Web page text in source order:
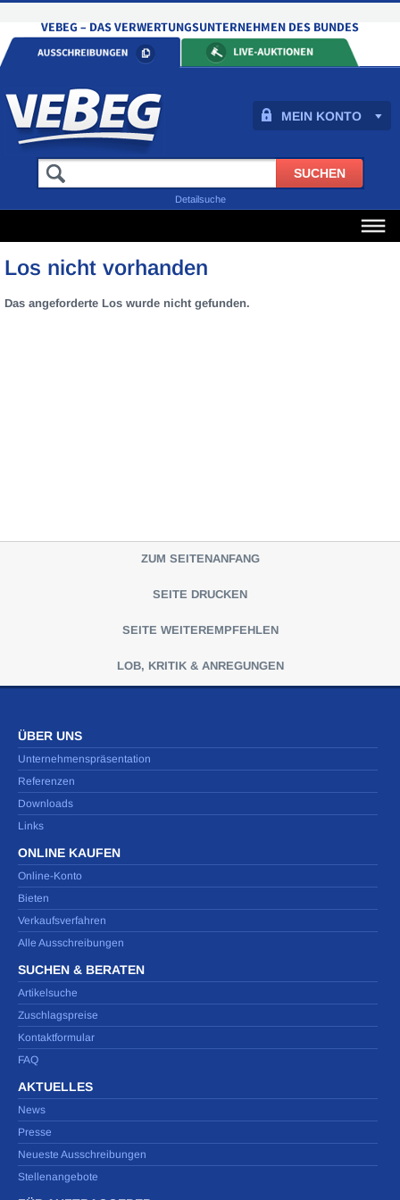
MEIN KONTO
Detailsuche
Los nicht vorhanden
Das angeforderte Los wurde nicht gefunden.
ZUM SEITENANFANG
SEITE DRUCKEN
SEITE WEITEREMPFEHLEN
LOB, KRITIK & ANREGUNGEN
ÜBER UNS
Unternehmenspräsentation
Referenzen
Downloads
Links
ONLINE KAUFEN
Online-Konto
Bieten
Verkaufsverfahren
Alle Ausschreibungen
SUCHEN & BERATEN
Artikelsuche
Zuschlagspreise
Kontaktformular
FAQ
AKTUELLES
News
Presse
Neueste Ausschreibungen
Stellenangebote